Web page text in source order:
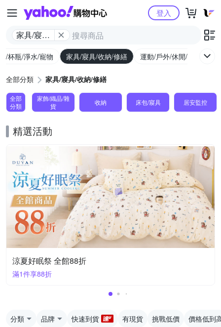
Yahoo購物中心
家具/寢具/
登入
/杯瓶/淨水/寵物 家具/寢具/收納/修繕 運動/戶外/休閒/健身
全部分類 家具/寢具/收納/修繕
全部
分類
家飾/織品/雜
貨
收納 床包/寢具 居安監控
精選活動
涼夏好眠祭 全館88折
滿1件享88折
分類 品牌 快速到貨 有現貨 挑戰低價 價格低到